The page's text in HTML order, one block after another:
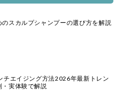
のスカルプシャンプーの選び方を解説
チエイジング方法2026年最新トレン
・実体験で解説